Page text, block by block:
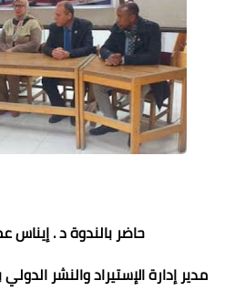
حاضر بالندوة د . إيناس
مدير إدارة الإستيراد والنشر